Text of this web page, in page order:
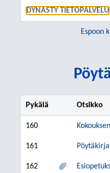
DYNASTY TIETOPALVELU
Espoon
Pykälä Otsikko
160
161
162